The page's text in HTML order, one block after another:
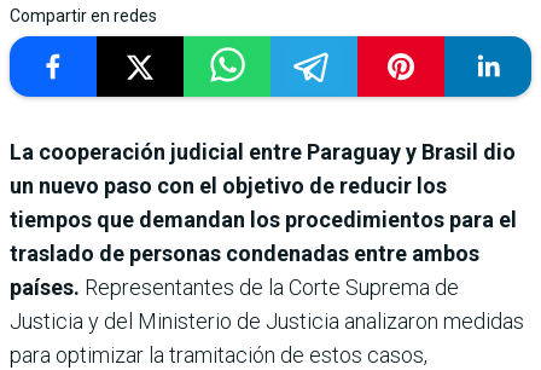
Compartir en redes
La cooperación judicial entre Paraguay y Brasil dio
un nuevo paso con el objetivo de reducir los
tiempos que demandan los procedimientos para el
traslado de personas condenadas entre ambos
países. Representantes de la Corte Suprema de
Justicia y del Ministerio de Justicia analizaron medidas
para optimizar la tramitación de estos casos,